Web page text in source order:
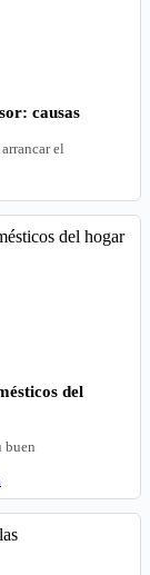
causas
el
del
buen